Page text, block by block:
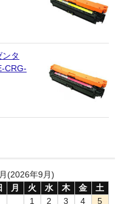
タ
CRG-
(2026年9月)
月 火 水 木 金
土
1
2 3 4
5